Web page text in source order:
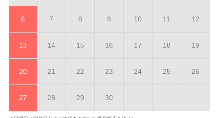
6 7 8 9 10 11 12
13 14 15 16 17 18 19
20 21 22 23 24 25 26
27 28 29 30